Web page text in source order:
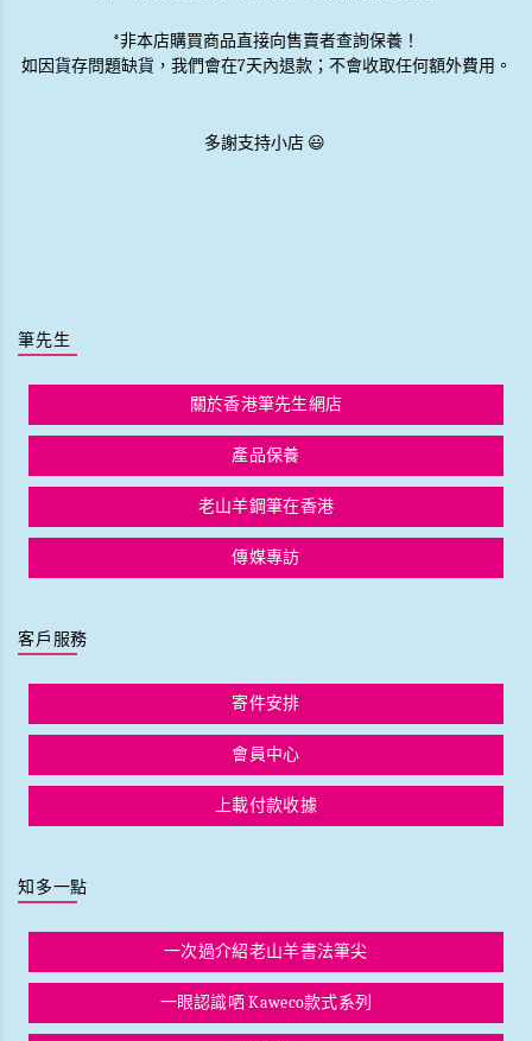
*非本店購買商品直接向售賣者查詢保養！
如因貨存問題缺貨，我們會在7天內退款；不會收取任何額外費用。
多謝支持小店 😃
筆先生
關於香港筆先生網店
產品保養
老山羊鋼筆在香港
傳媒專訪
客戶服務
寄件安排
會員中心
上載付款收據
知多一點
一次過介紹老山羊書法筆尖
一眼認識哂 Kaweco款式系列